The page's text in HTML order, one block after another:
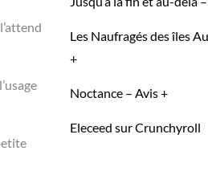
Les Naufragés des îles
+
Noctance – Avis +
Eleceed sur Crunchyroll